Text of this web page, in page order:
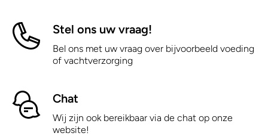
Stel ons uw vraag!
Bel ons met uw vraag over bijvoorbeeld voeding
of vachtverzorging
Chat
Wij zijn ook bereikbaar via de chat op onze
website!